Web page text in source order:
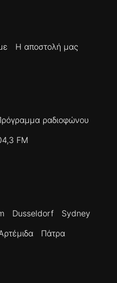
Η αποστολή μας
ραδιοφώνου
FM
Dusseldorf
Sydney
Πάτρα